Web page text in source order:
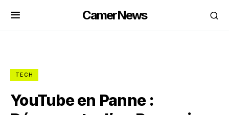
CamerNews
TECH
YouTube en Panne :